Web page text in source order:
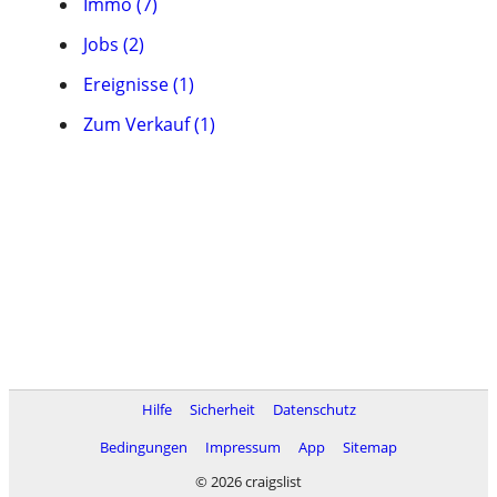
Jobs (2)
Ereignisse (1)
Zum Verkauf (1)
Hilfe Sicherheit
Datenschutz
Bedingungen
Impressum App
Sitemap
© 2026 craigslist